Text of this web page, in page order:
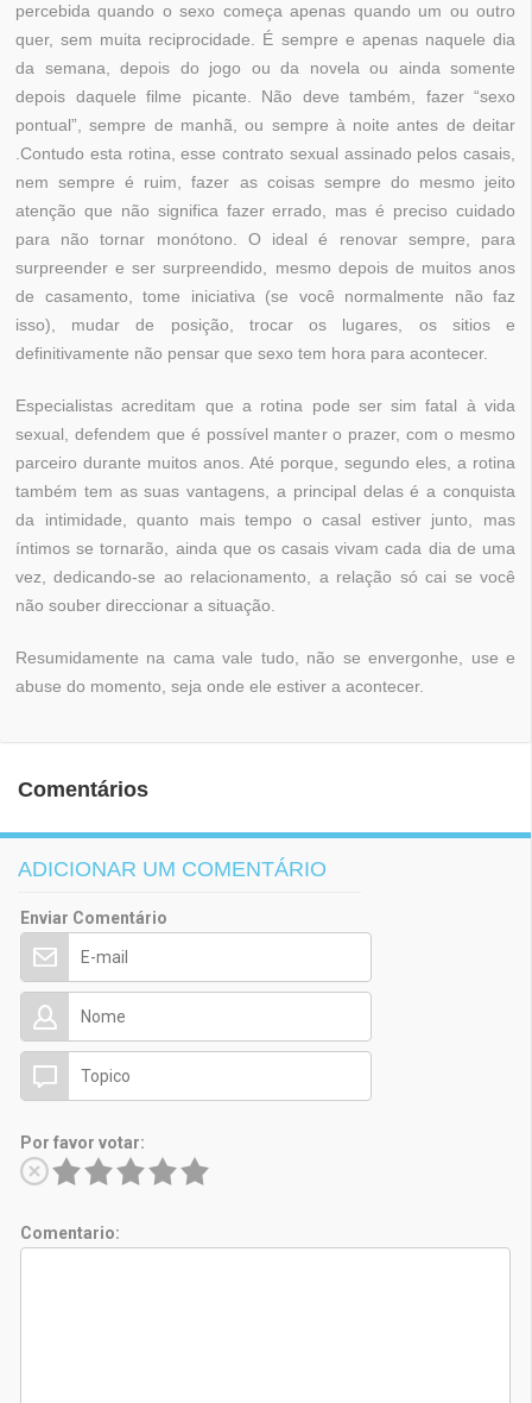
percebida quando o sexo começa apenas quando um ou outro
quer, sem muita reciprocidade. É sempre e apenas naquele dia
da semana, depois do jogo ou da novela ou ainda somente
depois daquele filme picante. Não deve também, fazer “sexo
pontual”, sempre de manhã, ou sempre à noite antes de deitar
.Contudo esta rotina, esse contrato sexual assinado pelos casais,
nem sempre é ruim, fazer as coisas sempre do mesmo jeito
atenção que não significa fazer errado, mas é preciso cuidado
para não tornar monótono. O ideal é renovar sempre, para
surpreender e ser surpreendido, mesmo depois de muitos anos
de casamento, tome iniciativa (se você normalmente não faz
isso), mudar de posição, trocar os lugares, os sitios e
definitivamente não pensar que sexo tem hora para acontecer.
Especialistas acreditam que a rotina pode ser sim fatal à vida
sexual, defendem que é possível manter o prazer, com o mesmo
parceiro durante muitos anos. Até porque, segundo eles, a rotina
também tem as suas vantagens, a principal delas é a conquista
da intimidade, quanto mais tempo o casal estiver junto, mas
íntimos se tornarão, ainda que os casais vivam cada dia de uma
vez, dedicando-se ao relacionamento, a relação só cai se você
não souber direccionar a situação.
Resumidamente na cama vale tudo, não se envergonhe, use e
abuse do momento, seja onde ele estiver a acontecer.
Comentários
ADICIONAR UM COMENTÁRIO
Enviar Comentário
Por favor votar:
Comentario: